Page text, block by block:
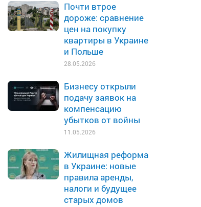
Почти втрое
дороже: сравнение
цен на покупку
квартиры в Украине
и Польше
28.05.2026
Бизнесу открыли
подачу заявок на
компенсацию
убытков от войны
11.05.2026
Жилищная реформа
в Украине: новые
правила аренды,
налоги и будущее
старых домов